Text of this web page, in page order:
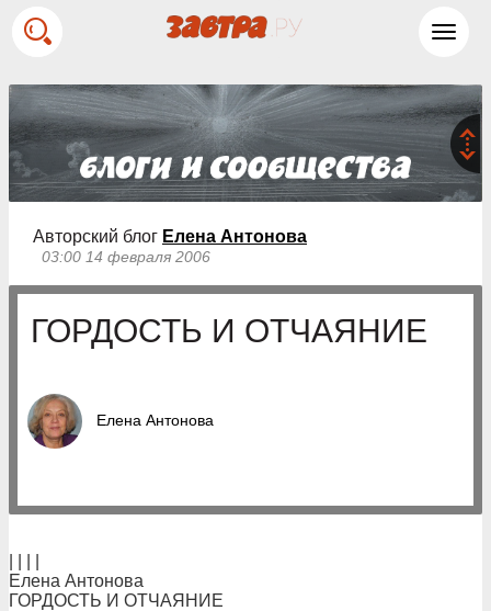
Авторский блог Елена Антонова
03:00 14 февраля 2006
ГОРДОСТЬ И ОТЧАЯНИЕ
Елена Антонова
Елена Антонова
ГОРДОСТЬ И ОТЧАЯНИЕ